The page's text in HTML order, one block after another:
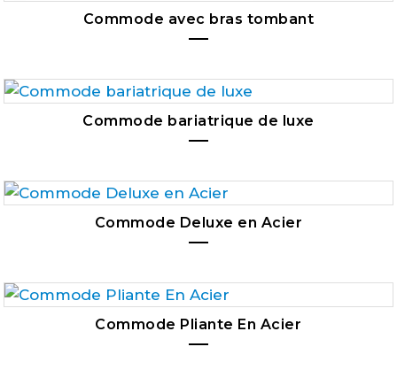
Commode avec bras tombant
Commode bariatrique de luxe
Commode Deluxe en Acier
Commode Pliante En Acier